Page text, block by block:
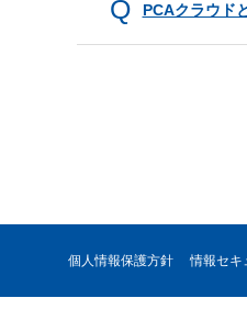
PCAクラウド
個人情報保護方針 情報セキ